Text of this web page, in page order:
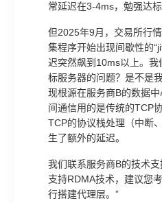
常延迟在3-4ms，勉强达标
但2025年9月，交易所行
集程序开始出现间歇性的
迟突然飙到10ms以上。我
标服务器的问题？是不是
现根源在服务商B的数据
间通信用的是传统的TCP
TCP的协议栈处理（中断
生了额外的延迟。
我们联系服务商B的技术
支持RDMA技术，建议您
行搭建代理层。”